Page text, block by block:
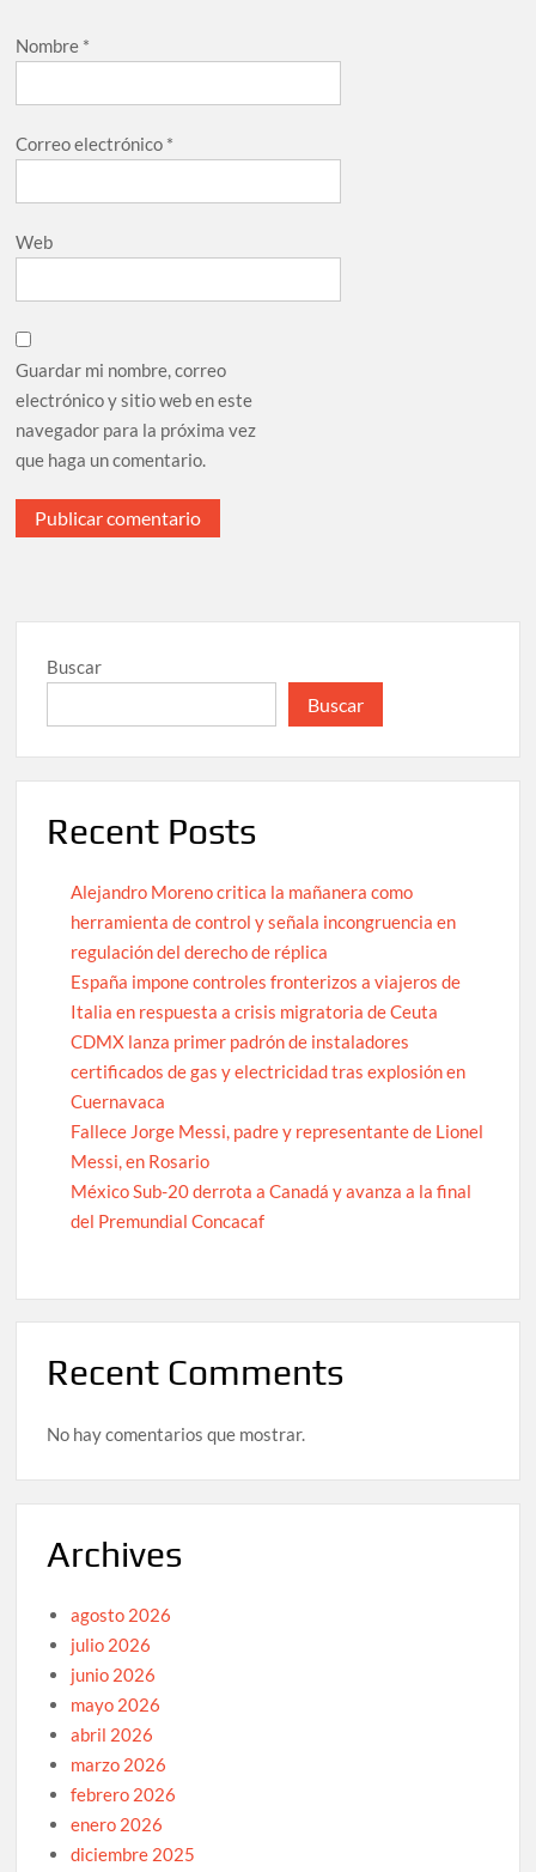
Nombre *
Correo electrónico *
Web
Guardar mi nombre, correo
electrónico y sitio web en este
navegador para la próxima vez
que haga un comentario.
Buscar
Buscar
Recent Posts
Alejandro Moreno critica la mañanera como
herramienta de control y señala incongruencia en
regulación del derecho de réplica
España impone controles fronterizos a viajeros de
Italia en respuesta a crisis migratoria de Ceuta
CDMX lanza primer padrón de instaladores
certificados de gas y electricidad tras explosión en
Cuernavaca
Fallece Jorge Messi, padre y representante de Lionel
Messi, en Rosario
México Sub-20 derrota a Canadá y avanza a la final
del Premundial Concacaf
Recent Comments
No hay comentarios que mostrar.
Archives
agosto 2026
julio 2026
junio 2026
mayo 2026
abril 2026
marzo 2026
febrero 2026
enero 2026
diciembre 2025